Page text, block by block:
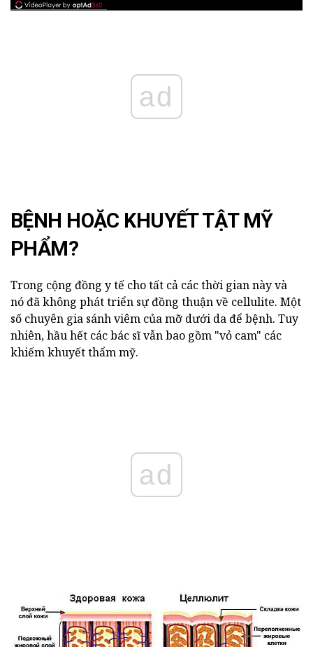
ad
BỆNH HOẶC KHUYẾT TẬT MỸ
PHẨM?
Trong cộng đồng y tế cho tất cả các thời gian này và
nó đã không phát triển sự đồng thuận về cellulite. Một
số chuyên gia sánh viêm của mỡ dưới da để bệnh. Tuy
nhiên, hầu hết các bác sĩ vẫn bao gồm "vỏ cam" các
khiếm khuyết thẩm mỹ.
ad